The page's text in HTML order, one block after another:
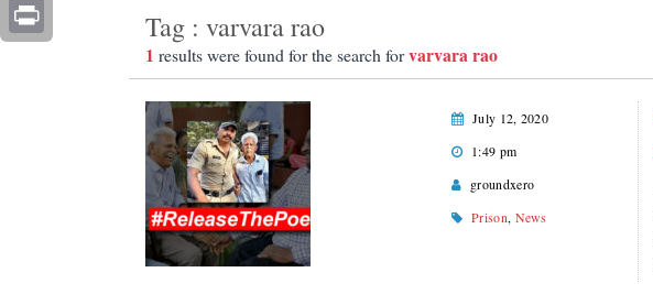
Tag : varvara rao
1 results were found for the search forvarvara rao
July 12, 2020
1:49 pm
groundxero
Prison, News
Gmail